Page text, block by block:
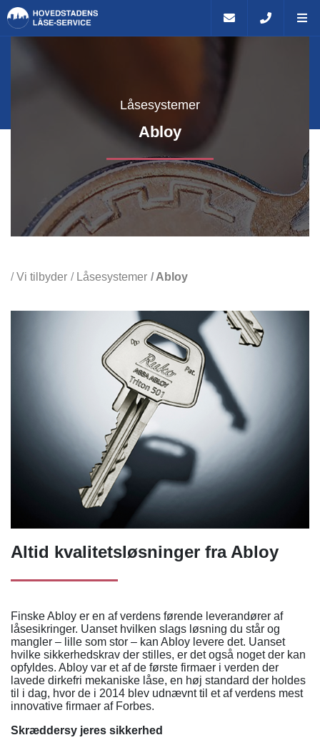
Låsesystemer
Abloy
Vi tilbyder Låsesystemer Abloy
Altid kvalitetsløsninger fra Abloy
Finske Abloy er en af verdens førende leverandører af
låsesikringer. Uanset hvilken slags løsning du står og
mangler – lille som stor – kan Abloy levere det. Uanset
hvilke sikkerhedskrav der stilles, er det også noget der kan
opfyldes. Abloy var et af de første firmaer i verden der
lavede dirkefri mekaniske låse, en høj standard der holdes
til i dag, hvor de i 2014 blev udnævnt til et af verdens mest
innovative firmaer af Forbes.
Skræddersy jeres sikkerhed